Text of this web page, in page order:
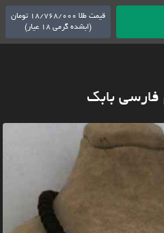
قیمت طلا 18/768/000 تومان
(ابشده گرمی 18 عیار)
فارسی بابک